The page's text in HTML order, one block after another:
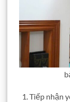
Tiếp nhận